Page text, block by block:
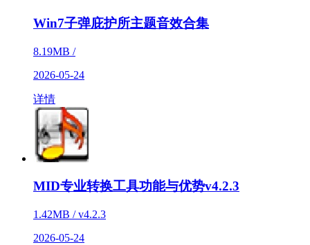
Win7子弹庇护所主题音效合集
8.19MB /
2026-05-24
详情
MID专业转换工具功能与优势v4.2.3
1.42MB / v4.2.3
2026-05-24